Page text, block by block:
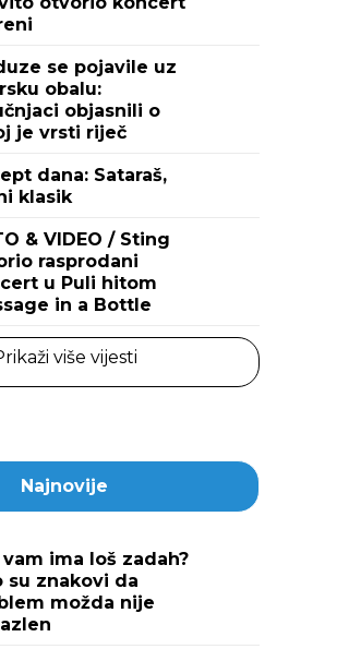
se pojavile uz
obalu:
objasnili o
je vrsti riječ
dana: Sataraš,
klasik
& VIDEO / Sting
rasprodani
u Puli hitom
in a Bottle
više vijesti
Najnovije
vam ima loš zadah?
su znakovi da
možda nije